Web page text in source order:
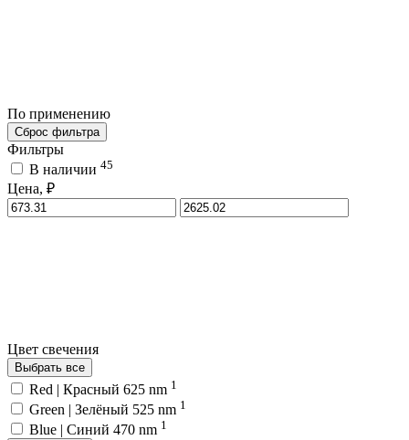
По применению
Сброс фильтра
Фильтры
В наличии 45
Цена, ₽
Цвет свечения
Выбрать все
Red | Красный 625 nm 1
Green | Зелёный 525 nm 1
Blue | Синий 470 nm 1